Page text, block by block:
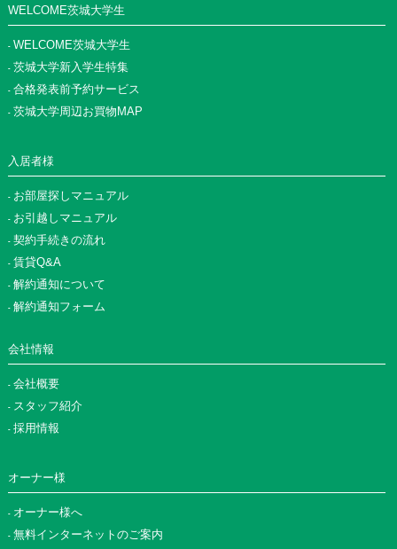
WELCOME茨城大学生
WELCOME茨城大学生
茨城大学新入学生特集
合格発表前予約サービス
茨城大学周辺お買物MAP
入居者様
お部屋探しマニュアル
お引越しマニュアル
契約手続きの流れ
賃貸Q&A
解約通知について
解約通知フォーム
会社情報
会社概要
スタッフ紹介
採用情報
オーナー様
オーナー様へ
無料インターネットのご案内